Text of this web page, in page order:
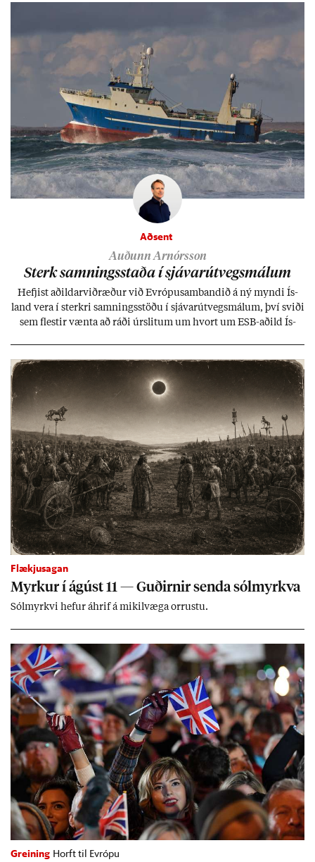
Aðsent
Auðunn Arnórsson
Sterk samn­ings­staða í sjáv­ar­út­vegs­mál­um
Hefj­ist að­ild­ar­við­ræð­ur við Evr­ópu­sam­band­ið á ný myndi Ís­
land vera í sterkri samn­ings­stöðu í sjáv­ar­út­vegs­mál­um, því sviði
sem flest­ir vænta að ráði úr­slit­um um hvort um ESB-að­ild Ís­
kerfi, en sveigj­an­leiki til lausna er um­tals­verð­ur.
Flækjusagan
Myrk­ur í ág­úst 11 — Guð­irn­ir senda sól­myrkva
Sól­myrkvi hef­ur áhrif á mik­il­væga orr­ustu.
Greining Horft til Evrópu